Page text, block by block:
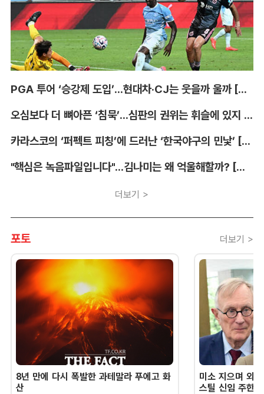
PGA 투어 ‘승강제 도입’...현대차·CJ는 웃을까 울까 [박호윤의 IN&OUT]
오심보다 더 뼈아픈 ‘침묵’...심판의 권위는 휘슬에 있지 않다 [박순규의 창]
카라스코의 ‘퍼펙트 피칭’에 드러난 ‘한국야구의 민낯’ [김대호의 야구생각]
"핵심은 녹음파일입니다"...김나미는 왜 억울해할까? [유병철의 스포츠 렉시오]
더보기 >
포토 더보기 >
8년 만에 다시 폭발한 과테말라 푸에고 화
산
미소 지으며 외
스틸 신임 주한